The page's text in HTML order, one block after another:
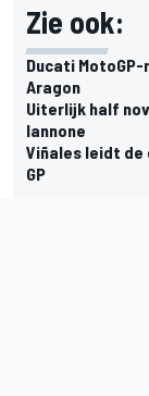
Zie ook:
Ducati
Aragon
Uiterlijk half
Iannone
Viñales leidt de
GP